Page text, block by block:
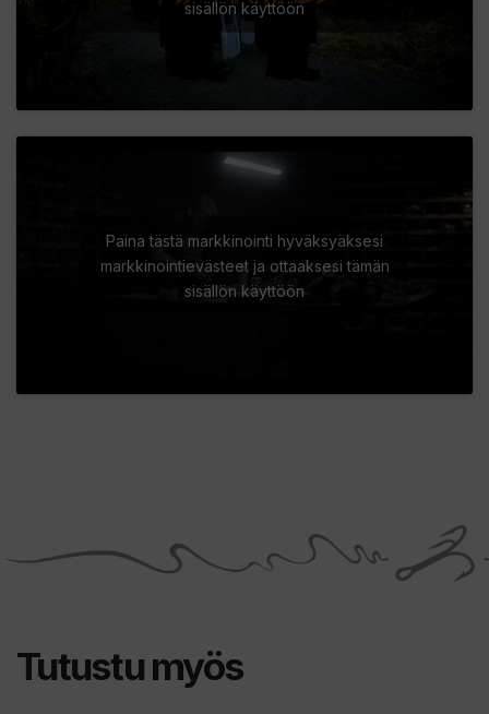
sisällön käyttöön
Paina tästä markkinointi hyväksyäksesi
markkinointievästeet ja ottaaksesi tämän
sisällön käyttöön
Tutustu myös